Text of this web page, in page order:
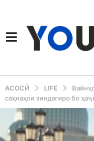
АСОСӢ LIFE
саҳнаҳои зиндагиро бо